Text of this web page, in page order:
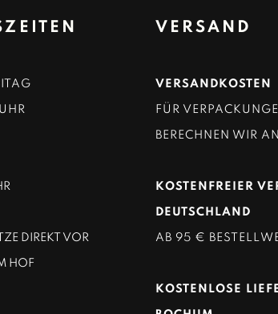
DIREKT VOR
HOF
VERSAND
VERSANDKOSTEN
FÜR
BERECHNEN WIR
KOSTENFREIER
DEUTSCHLAND
AB 95 €
KOSTENLOSE